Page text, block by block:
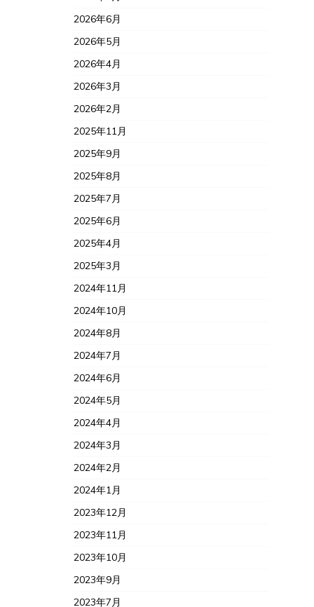
2026年6月
2026年5月
2026年4月
2026年3月
2026年2月
2025年11月
2025年9月
2025年8月
2025年7月
2025年6月
2025年4月
2025年3月
2024年11月
2024年10月
2024年8月
2024年7月
2024年6月
2024年5月
2024年4月
2024年3月
2024年2月
2024年1月
2023年12月
2023年11月
2023年10月
2023年9月
2023年7月